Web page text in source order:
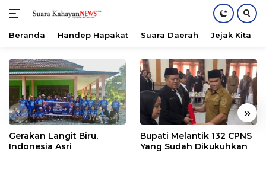
konten
Beranda Handep Hapakat Suara Daerah Jejak Kita
« »
Gerakan Langit Biru,
Indonesia Asri
Bupati Melantik 132 CPNS
Yang Sudah Dikukuhkan